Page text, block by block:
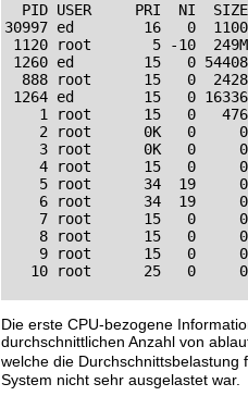
PID USER     PRI  NI
30997 ed        16   0
1120 root       5 -10  249M
1260 ed        15   0 54408
888 root      15   0
1264 ed        15   0
1 root      15   0
2 root      0K   0
3 root      0K   0
4 root      15   0
5 root      34  19
6 root      34  19
7 root      15   0
8 root      15   0
9 root      15   0
10 root      25   0
Die erste CPU-bezogene
durchschnittlichen Anzahl von
welche die
System nicht sehr ausgelastet war.